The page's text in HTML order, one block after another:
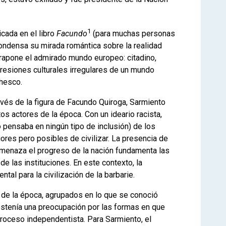
en el libro Facundo1 (para muchas personas
su mirada romántica sobre la realidad
el admirado mundo europeo: citadino,
culturales irregulares de un mundo
de la figura de Facundo Quiroga, Sarmiento
actores de la época. Con un ideario racista,
en ningún tipo de inclusión) de los
pero posibles de civilizar. La presencia de
el progreso de la nación fundamenta las
las instituciones. En este contexto, la
para la civilización de la barbarie.
la época, agrupados en lo que se conoció
una preocupación por las formas en que
independentista. Para Sarmiento, el